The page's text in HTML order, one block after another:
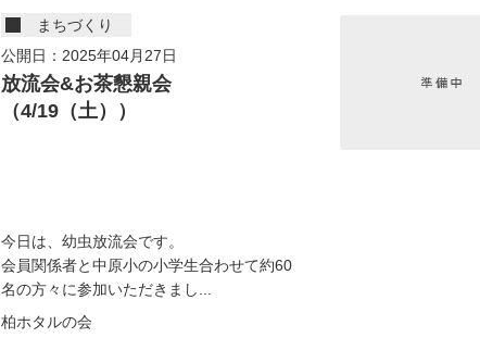
まちづくり
公開日：2025年04月27日
放流会&お茶懇親会
（4/19（土））
今日は、幼虫放流会です。
会員関係者と中原小の小学生合わせて約60
名の方々に参加いただきまし...
柏ホタルの会